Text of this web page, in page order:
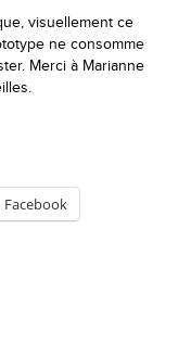
visuellement ce
ne consomme
Merci à Marianne
Facebook